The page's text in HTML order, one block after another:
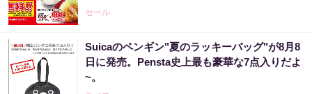
セール
Suicaのペンギン"夏のラッキーバッグ"が8月8
日に発売。Pensta史上最も豪華な7点入りだよ
~。